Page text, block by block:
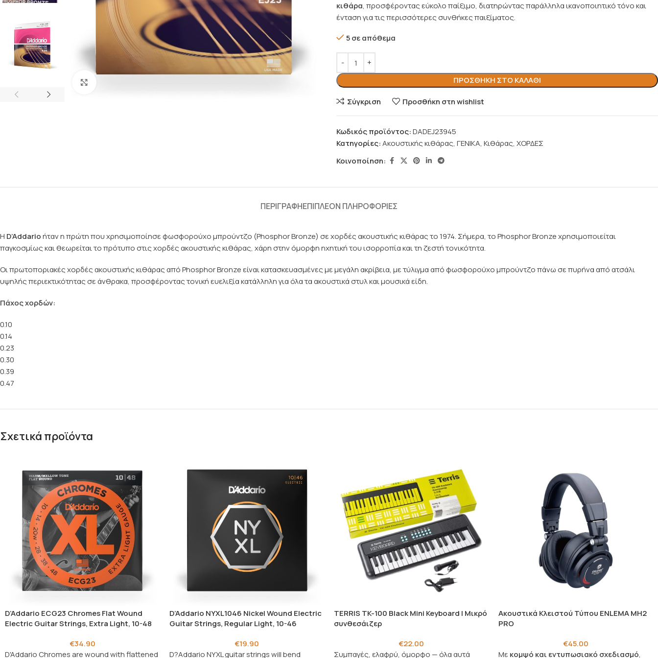
κιθάρα, προσφέροντας εύκολο παίξιμο, διατηρώντας παράλληλα ικανοποιητικό τόνο και
ένταση για τις περισσότερες συνθήκες παιξίματος.
5 σε απόθεμα
ΠΡΟΣΘΉΚΗ ΣΤΟ ΚΑΛΆΘΙ
Σύγκριση Προσθήκη στη wishlist
Κωδικός προϊόντος:DADEJ23945
Κατηγορίες:Ακουστικής κιθάρας, ΓΕΝΙΚΑ, Κιθάρας, ΧΟΡΔΕΣ
Κοινοποίηση:
ΠΕΡΙΓΡΑΦΉΕΠΙΠΛΈΟΝ ΠΛΗΡΟΦΟΡΊΕΣ
Η D’Addarioήταν η πρώτη που χρησιμοποίησε φωσφορούχο μπρούντζο (Phosphor Bronze) σε χορδές ακουστικής κιθάρας το 1974. Σήμερα, το Phosphor Bronze χρησιμοποιείται
παγκοσμίως και θεωρείται το πρότυπο στις χορδές ακουστικής κιθάρας, χάρη στην όμορφη ηχητική του ισορροπία και τη ζεστή τονικότητα.
Οι πρωτοποριακές χορδές ακουστικής κιθάρας από Phosphor Bronze είναι κατασκευασμένες με μεγάλη ακρίβεια, με τύλιγμα από φωσφορούχο μπρούντζο πάνω σε πυρήνα από ατσάλι
υψηλής περιεκτικότητας σε άνθρακα, προσφέροντας τονική ευελιξία κατάλληλη για όλα τα ακουστικά στυλ και μουσικά είδη.
Πάχος χορδών:
0.10
0.14
0.23
0.30
0.39
0.47
Σχετικά προϊόντα
D’Addario ECG23 Chromes Flat Wound
Electric Guitar Strings, Extra Light, 10-48
€34.90
D'Addario Chromes are wound with flattened
D’Addario NYXL1046 Nickel Wound Electric
Guitar Strings, Regular Light, 10-46
€19.90
D?Addario NYXL guitar strings will bend
TERRIS TK-100 Black Mini Keyboard | Μικρό
συνθεσάιζερ
€22.00
Συμπαγές, ελαφρύ, όμορφο — όλα αυτά
Ακουστικά Κλειστού Τύπου ENLEMA MH2
PRO
€45.00
Με κομψό και εντυπωσιακό σχεδιασμό,